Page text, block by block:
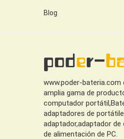
Blog
www.poder-bateria.com
amplia gama de
computador
adaptadores de
adaptador,adaptador
de alimentación de PC.